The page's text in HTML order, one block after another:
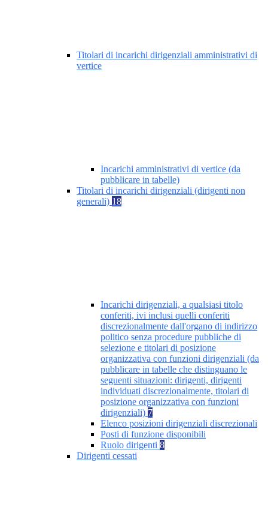
Titolari di incarichi dirigenziali amministrativi di
vertice
Incarichi amministrativi di vertice (da
pubblicare in tabelle)
Titolari di incarichi dirigenziali (dirigenti non
generali) 18
Incarichi dirigenziali, a qualsiasi titolo
conferiti, ivi inclusi quelli conferiti
discrezionalmente dall'organo di indirizzo
politico senza procedure pubbliche di
selezione e titolari di posizione
organizzativa con funzioni dirigenziali (da
pubblicare in tabelle che distinguano le
seguenti situazioni: dirigenti, dirigenti
individuati discrezionalmente, titolari di
posizione organizzativa con funzioni
dirigenziali) 7
Elenco posizioni dirigenziali discrezionali
Posti di funzione disponibili
Ruolo dirigenti 8
Dirigenti cessati